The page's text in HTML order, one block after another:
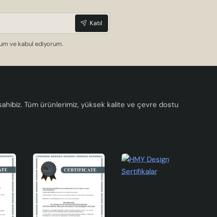
Katıl
ve kabul ediyorum.
Tüm ürünlerimiz, yüksek kalite ve çevre dostu